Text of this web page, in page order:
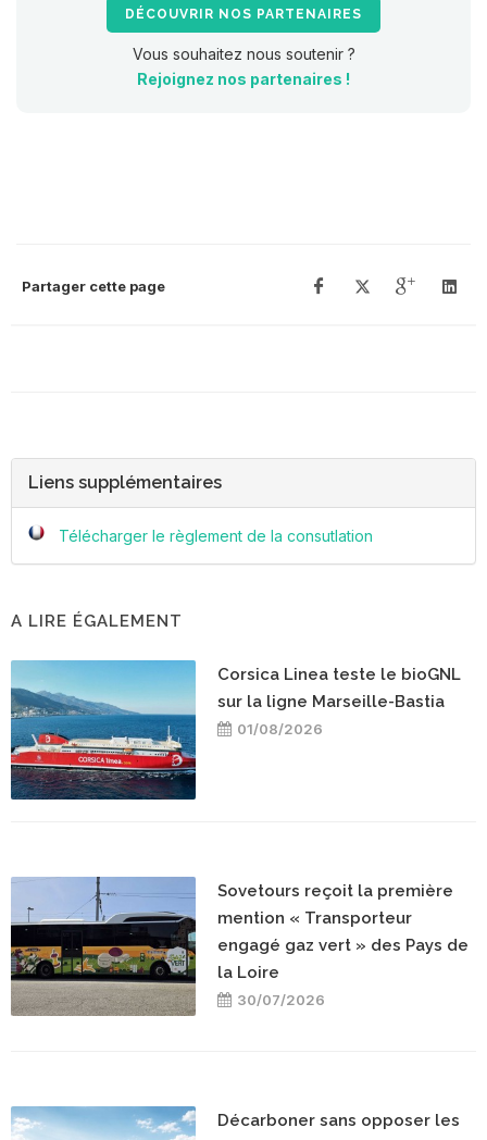
DÉCOUVRIR NOS PARTENAIRES
Vous souhaitez nous soutenir ?
Rejoignez nos partenaires !
Partager cette page
Liens supplémentaires
Télécharger le règlement de la consutlation
A LIRE ÉGALEMENT
Corsica Linea teste le bioGNL
sur la ligne Marseille-Bastia
01/08/2026
Sovetours reçoit la première
mention « Transporteur
engagé gaz vert » des Pays de
la Loire
30/07/2026
Décarboner sans opposer les